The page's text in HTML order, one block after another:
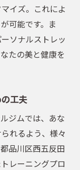
イズ。これによ
可能です。ま
ソナルストレッ
たの美と健康を
工夫
ジムでは、あな
れるよう、様々
品川区西五反田
レーニングプロ